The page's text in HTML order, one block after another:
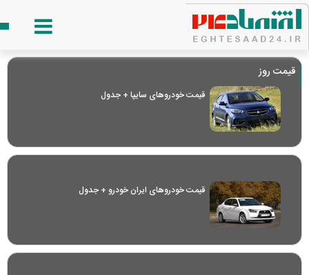
قیمت روز
قیمت خودرو‌های سایپا + جدول
قیمت خودرو‌های ایران خودرو + جدول